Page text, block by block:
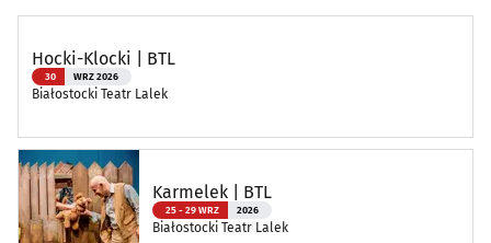
Hocki-Klocki | BTL
30 WRZ 2026
Białostocki Teatr Lalek
Karmelek | BTL
25 - 29 WRZ 2026
Białostocki Teatr Lalek